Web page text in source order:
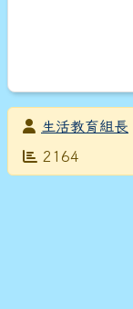
發布者生活教育組長
發布日期
瀏覽次數
2164